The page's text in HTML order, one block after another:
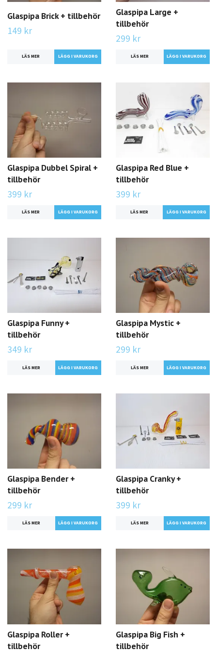
Glaspipa Brick + tillbehör
149 kr
LÄS MER LÄGG I VARUKORG
Glaspipa Large +
tillbehör
299 kr
LÄS MER
Glaspipa Dubbel Spiral +
tillbehör
399 kr
LÄS MER LÄGG I VARUKORG
Glaspipa Red Blue +
tillbehör
399 kr
LÄS MER LÄGG I VARUKORG
Glaspipa Funny +
tillbehör
349 kr
LÄS MER
Glaspipa Mystic +
tillbehör
299 kr
LÄS MER
Glaspipa Bender +
tillbehör
299 kr
LÄS MER
Glaspipa Cranky +
tillbehör
399 kr
LÄS MER
Glaspipa Roller +
tillbehör
Glaspipa Big Fish +
tillbehör